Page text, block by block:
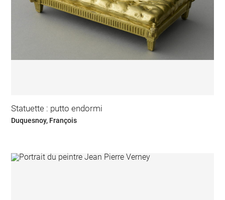
Statuette : putto endormi
Duquesnoy, François